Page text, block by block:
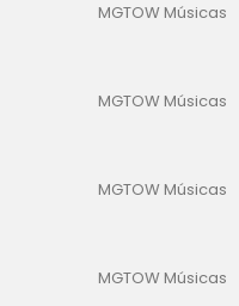
MGTOW Músicas
MGTOW Músicas
MGTOW Músicas
MGTOW Músicas